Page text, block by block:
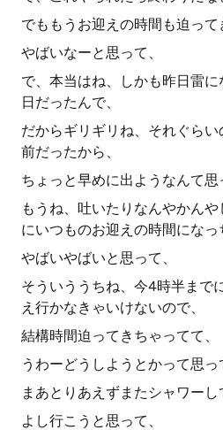
でももうお迎えの時間も迫って
やばいなーと思って、
で、本当はね、しかも昨日雷
日だったんで、
だからギリギリね、それぐら
前だったから、
ちょっと早めに出ようなんて思
もうね、吐いたりなんやかん
にいつものお迎えの時間になっ
やばいやばいと思って、
そういううちね、今4時半まで
え行かなきゃいけないので、
結構時間迫ってきちゃってて、
うわーどうしようとかって思っ
まあとりあえずまたシャワーし
よし行こうと思って、